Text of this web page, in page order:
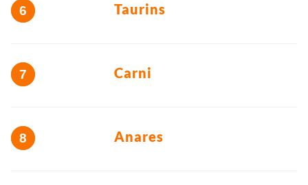
Taurins
Carni
Anares